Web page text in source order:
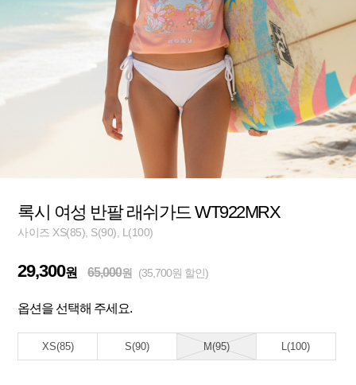
록시 여성 반팔 래쉬가드 WT922MRX
사이즈 XS(85), S(90), L(100)
29,300원 65,000원 (35,700원 할인)
옵션을 선택해 주세요.
XS(85) S(90) M(95) L(100)